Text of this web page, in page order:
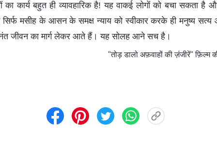
का कार्य बहुत ही व्यावहारिक है! यह वाकई लोगों को बचा सकता है
मसीह के आसन के समक्ष न्याय को स्वीकार करके ही मनुष्य
जीवन का मार्ग लेकर आते हैं। यह सोलह आने सच है।
"तोड़ डालो अफ़वाहों की ज़ंजीरें" फ़िल्म